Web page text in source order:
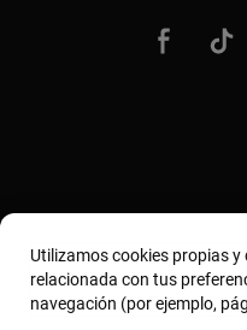
Utilizamos cookies propias
relacionada con tus
navegación (por ejemplo,